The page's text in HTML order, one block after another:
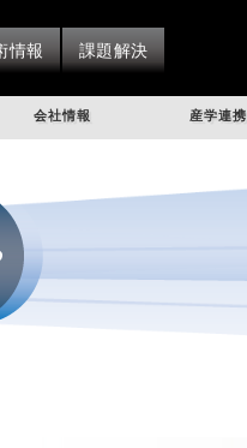
情報 課題解決
会社情報 産学連携